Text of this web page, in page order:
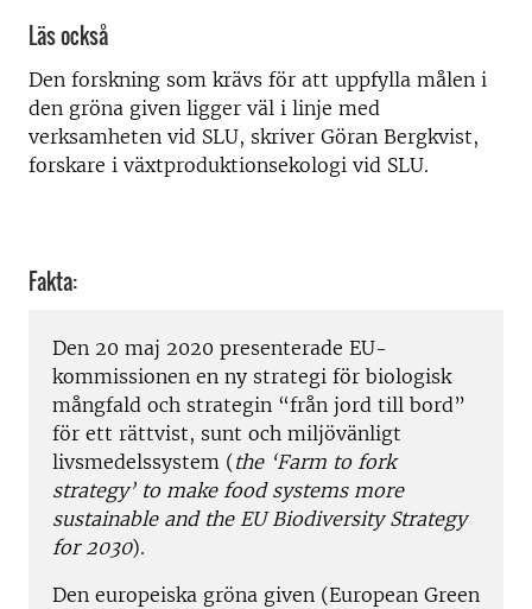
Läs också
Den forskning som krävs för att uppfylla målen i
den gröna given ligger väl i linje med
verksamheten vid SLU, skriver Göran Bergkvist,
forskare i växtproduktionsekologi vid SLU.
Fakta:
Den 20 maj 2020 presenterade EU-
kommissionen en ny strategi för biologisk
mångfald och strategin “från jord till bord”
för ett rättvist, sunt och miljövänligt
livsmedelssystem (the ‘Farm to fork
strategy’ to make food systems more
sustainable and the EU Biodiversity Strategy
for 2030).
Den europeiska gröna given (European Green